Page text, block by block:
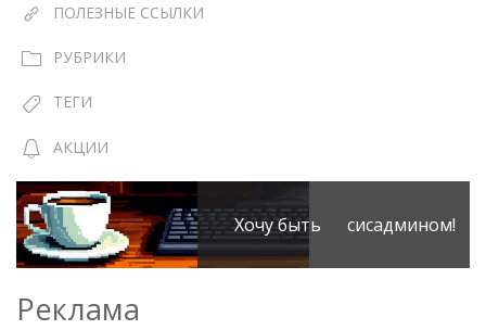
ПОЛЕЗНЫЕ ССЫЛКИ
РУБРИКИ
ТЕГИ
АКЦИИ
Хочу быть сисадмином!
Реклама